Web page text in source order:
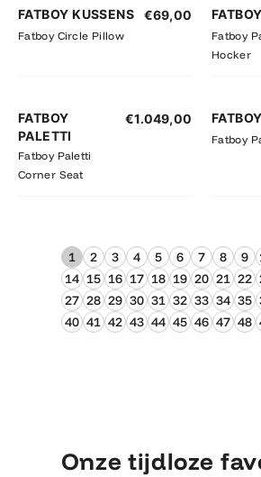
FATBOY KUSSENS
Fatboy Circle Pillow
€69,00
Fatboy
Hocker
FATBOY
PALETTI
Fatboy Paletti
Corner Seat
€1.049,00
Fatboy
1 2 3 4 5 6 7 8 9
14 15 16 17 18 19 20 21 22
27 28 29 30 31 32 33 34 35
40 41 42 43 44 45 46 47 48
Onze tijdloze